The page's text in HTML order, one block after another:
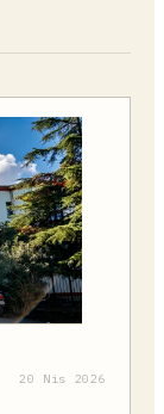
20 Nis 2026